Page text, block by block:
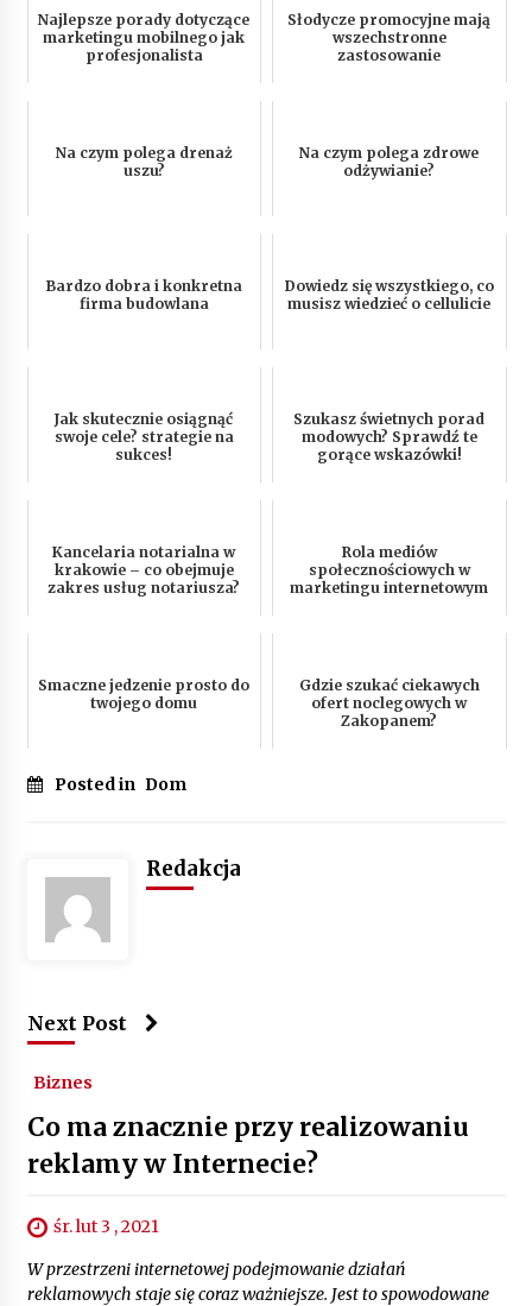
Najlepsze porady dotyczące
marketingu mobilnego jak
profesjonalista
Słodycze promocyjne mają
wszechstronne
zastosowanie
Na czym polega drenaż
uszu?
Na czym polega zdrowe
odżywianie?
Bardzo dobra i konkretna
firma budowlana
Dowiedz się wszystkiego, co
musisz wiedzieć o cellulicie
Jak skutecznie osiągnąć
swoje cele? strategie na
sukces!
Szukasz świetnych porad
modowych? Sprawdź te
gorące wskazówki!
Kancelaria notarialna w
krakowie – co obejmuje
zakres usług notariusza?
Rola mediów
społecznościowych w
marketingu internetowym
Smaczne jedzenie prosto do
twojego domu
Gdzie szukać ciekawych
ofert noclegowych w
Zakopanem?
Posted in Dom
Redakcja
Next Post
Biznes
Co ma znacznie przy realizowaniu
reklamy w Internecie?
śr. lut 3 , 2021
W przestrzeni internetowej podejmowanie działań
reklamowych staje się coraz ważniejsze. Jest to spowodowane